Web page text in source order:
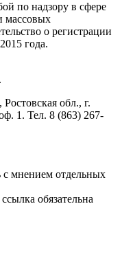
по надзору в сфере
массовых
о регистрации
года.
обл., г.
1. Тел. 8 (863) 267-
мнением отдельных
обязательна